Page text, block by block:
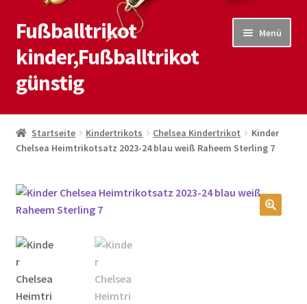
Zur
Navigation
springen
Zum
Inhalt
springen
Fußballtrikot
kinder,Fußballtrikot
günstig
Menü
Start
Blog
Kasse
Mein Konto
Shop
Startseite Kindertrikots Chelsea Kindertrikot
Kinder
Chelsea Heimtrikotsatz 2023-24 blau weiß Raheem Sterling 7